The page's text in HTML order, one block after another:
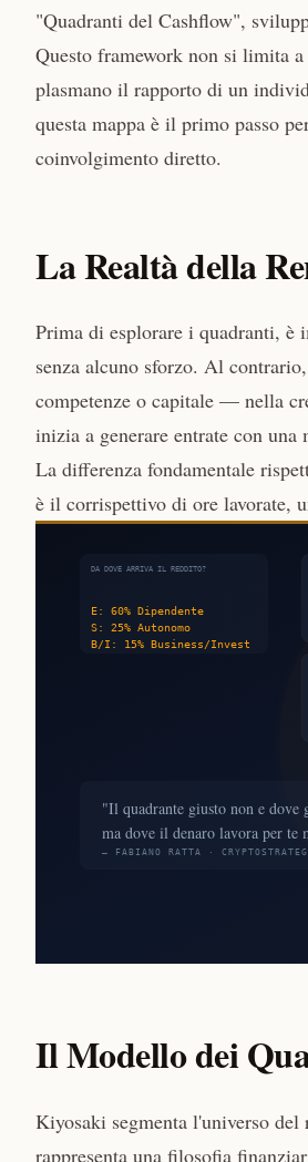
"Quadranti del Cashflow",
Questo framework non si limita
plasmano il rapporto di un
questa mappa è il primo passo
coinvolgimento diretto.
La Realtà della
Prima di esplorare i quadranti, è
senza alcuno sforzo. Al
competenze o capitale — nella
inizia a generare entrate con una
La differenza fondamentale
è il corrispettivo di ore lavorate,
Il Modello dei
Kiyosaki segmenta l'universo
rappresenta una filosofia